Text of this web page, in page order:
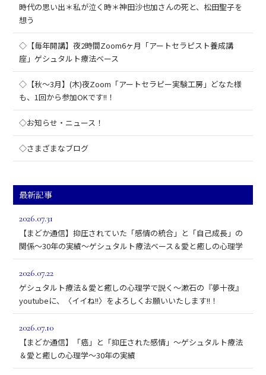
時代の思い出＊私が泣く時＊神田沙也加さんの死と、松田聖子を
想う
◇【毎年開講】夜2時間Zoom6ヶ月「アートセラピスト養成講
座」ゲシュタルト療法ベース
◇【秋～3月】(木)夜Zoom「アートセラピー実験工房」どなた様
も、1回から参加OKです!!！
◇お知らせ・ニュース！
◇さまざまなブログ
最新記事
2026.07.31
【まどか通信】抑圧されていた「感情の統合」と「自己成長」の
関係～30年の実績～ゲシュタルト療法ベース＆愛と癒しの心理学
2026.07.22
ゲシュタルト療法＆愛と癒しの心理学で説く～漱石の『夢十夜』
youtubeに、〈イイね!!〉をよろしくお願いいたします!!！
2026.07.10
【まどか通信】「癌」と「抑圧された感情」～ゲシュタルト療法
＆愛と癒しの心理学～30年の実績